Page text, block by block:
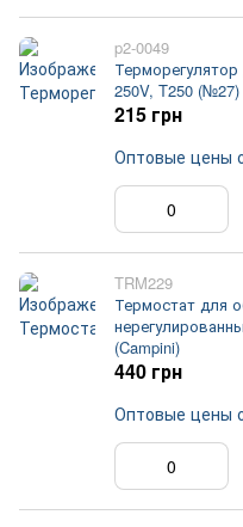
p2-0049
250V, T250 (№27)
215 грн
Оптовые цены
TRM229
Термостат для
(Campini)
440 грн
Оптовые цены